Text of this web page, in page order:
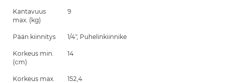
Kantavuus
max. (kg)
9
Pään kiinnitys 1/4", Puhelinkiinnike
Korkeus min.
(cm)
14
Korkeus max.
152,4